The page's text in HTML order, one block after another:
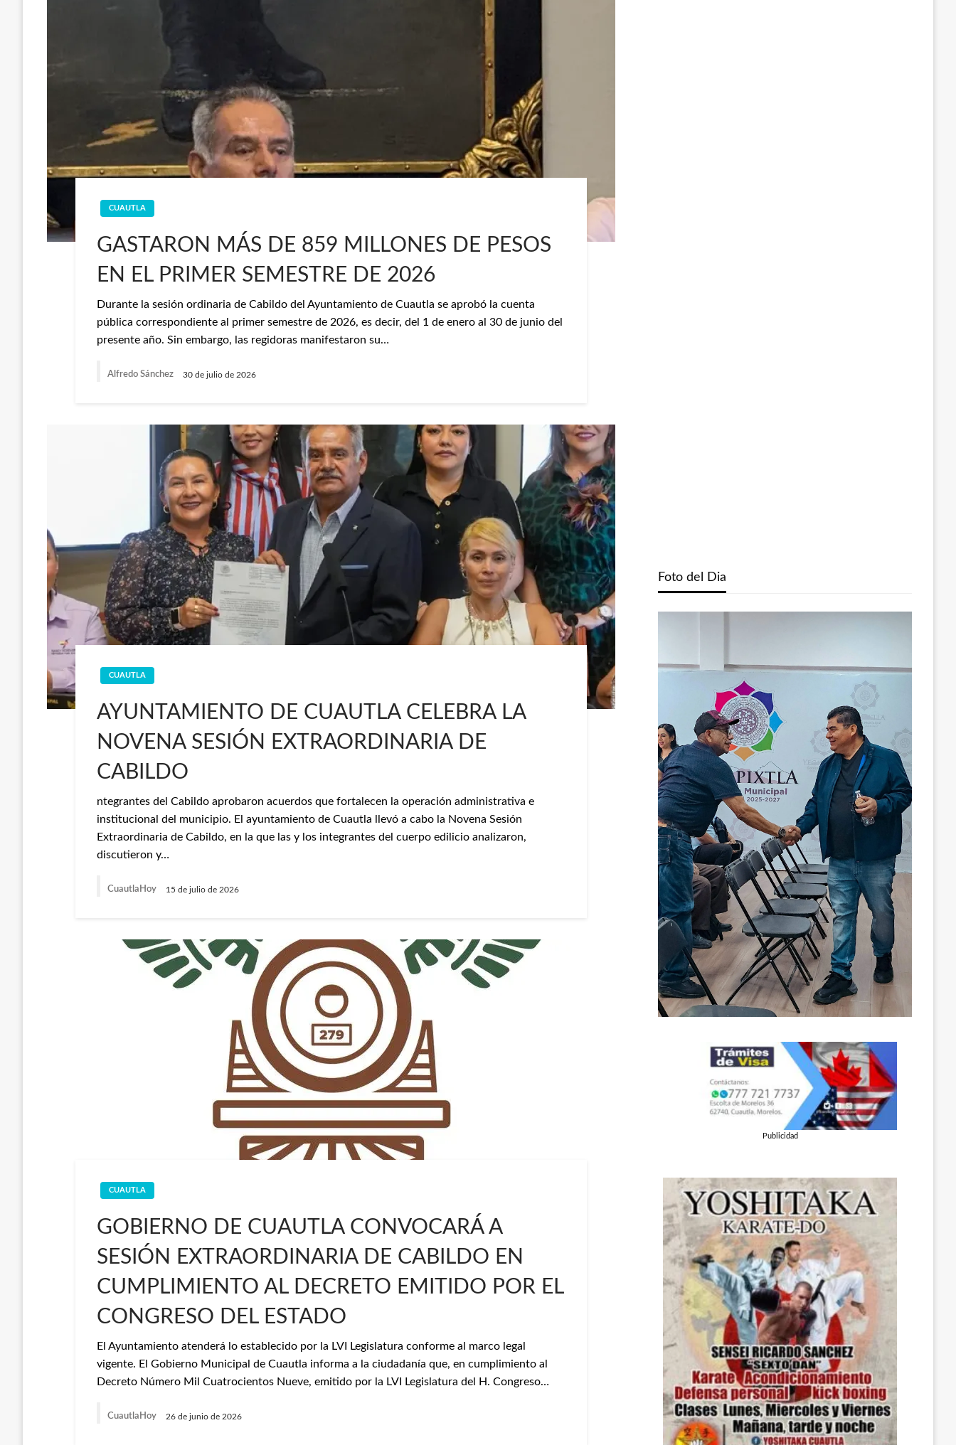
CUAUTLA
GASTARON MÁS DE 859 MILLONES DE PESOS
EN EL PRIMER SEMESTRE DE 2026
Durante la sesión ordinaria de Cabildo del Ayuntamiento de Cuautla se aprobó la cuenta
pública correspondiente al primer semestre de 2026, es decir, del 1 de enero al 30 de junio del
presente año. Sin embargo, las regidoras manifestaron su…
Alfredo Sánchez 30 de julio de 2026
CUAUTLA
AYUNTAMIENTO DE CUAUTLA CELEBRA LA
NOVENA SESIÓN EXTRAORDINARIA DE
CABILDO
ntegrantes del Cabildo aprobaron acuerdos que fortalecen la operación administrativa e
institucional del municipio. El ayuntamiento de Cuautla llevó a cabo la Novena Sesión
Extraordinaria de Cabildo, en la que las y los integrantes del cuerpo edilicio analizaron,
discutieron y…
CuautlaHoy 15 de julio de 2026
CUAUTLA
GOBIERNO DE CUAUTLA CONVOCARÁ A
SESIÓN EXTRAORDINARIA DE CABILDO EN
CUMPLIMIENTO AL DECRETO EMITIDO POR EL
CONGRESO DEL ESTADO
El Ayuntamiento atenderá lo establecido por la LVI Legislatura conforme al marco legal
vigente. El Gobierno Municipal de Cuautla informa a la ciudadanía que, en cumplimiento al
Decreto Número Mil Cuatrocientos Nueve, emitido por la LVI Legislatura del H. Congreso…
CuautlaHoy 26 de junio de 2026
Foto del Dia
Publicidad